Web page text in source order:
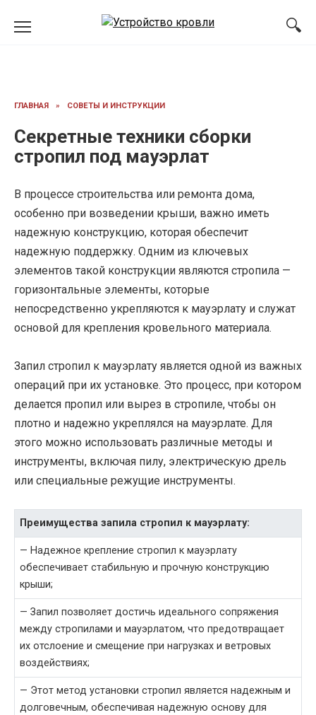
ГЛАВНАЯ » СОВЕТЫ И ИНСТРУКЦИИ
Секретные техники сборки
стропил под мауэрлат
В процессе строительства или ремонта дома,
особенно при возведении крыши, важно иметь
надежную конструкцию, которая обеспечит
надежную поддержку. Одним из ключевых
элементов такой конструкции являются стропила —
горизонтальные элементы, которые
непосредственно укрепляются к мауэрлату и служат
основой для крепления кровельного материала.
Запил стропил к мауэрлату является одной из важных
операций при их установке. Это процесс, при котором
делается пропил или вырез в стропиле, чтобы он
плотно и надежно укреплялся на мауэрлате. Для
этого можно использовать различные методы и
инструменты, включая пилу, электрическую дрель
или специальные режущие инструменты.
Преимущества запила стропил к мауэрлату:
— Надежное крепление стропил к мауэрлату
обеспечивает стабильную и прочную конструкцию
крыши;
— Запил позволяет достичь идеального сопряжения
между стропилами и мауэрлатом, что предотвращает
их отслоение и смещение при нагрузках и ветровых
воздействиях;
— Этот метод установки стропил является надежным и
долговечным, обеспечивая надежную основу для